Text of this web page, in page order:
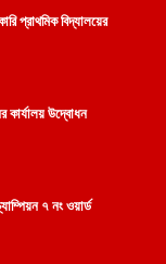
প্রাথমিক বিদ্যালয়ের
কার্যালয় উদ্বোধন
৭ নং ওয়ার্ড